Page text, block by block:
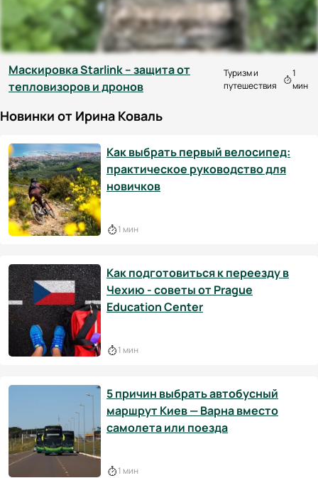
Маскировка Starlink – защита от
тепловизоров и дронов
Туризм и
путешествия
1
мин
Новинки от Ирина Коваль
Как выбрать первый велосипед:
практическое руководство для
новичков
1 мин
Как подготовиться к переезду в
Чехию - советы от Prague
Education Center
1 мин
5 причин выбрать автобусный
маршрут Киев — Варна вместо
самолета или поезда
1 мин